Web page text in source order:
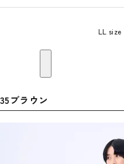
LL size
35ブラウン